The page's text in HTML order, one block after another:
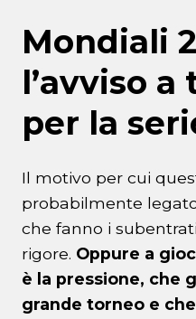
Mondiali
l’avviso
per la
Il motivo per cui
probabilmente
che fanno i
rigore. Oppure a
è la pressione, che
grande torneo e